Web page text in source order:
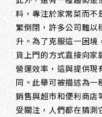
料，專注於家常菜而不
繁倒閉，許多公司難以
升。為了克服這一困
貨上門的方式直接向
營運效率，這與提供現
同。此舉可被描述為一
銷售與超市和便利商店
受關注，人們都在猜